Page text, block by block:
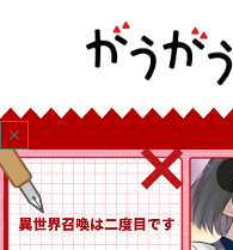
close